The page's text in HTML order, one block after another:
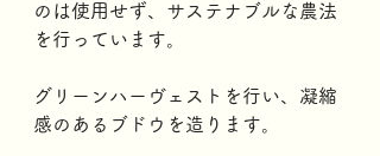
のは使用せず、サステナブルな農法
を行っています。
グリーンハーヴェストを行い、凝縮
感のあるブドウを造ります。